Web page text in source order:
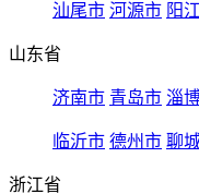
汕尾市 河源市 阳
山东省
济南市 青岛市 淄
临沂市 德州市 聊
浙江省